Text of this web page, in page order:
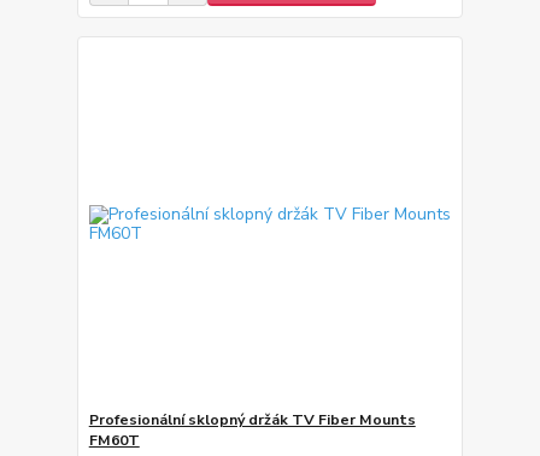
Profesionální sklopný držák TV Fiber Mounts
FM60T